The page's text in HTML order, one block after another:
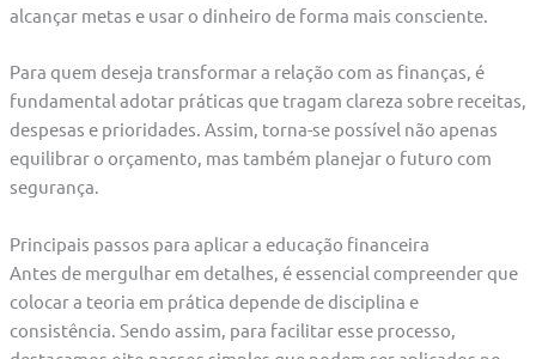
alcançar metas e usar o dinheiro de forma mais consciente.
Para quem deseja transformar a relação com as finanças, é
fundamental adotar práticas que tragam clareza sobre receitas,
despesas e prioridades. Assim, torna-se possível não apenas
equilibrar o orçamento, mas também planejar o futuro com
segurança.
Principais passos para aplicar a educação financeira
Antes de mergulhar em detalhes, é essencial compreender que
colocar a teoria em prática depende de disciplina e
consistência. Sendo assim, para facilitar esse processo,